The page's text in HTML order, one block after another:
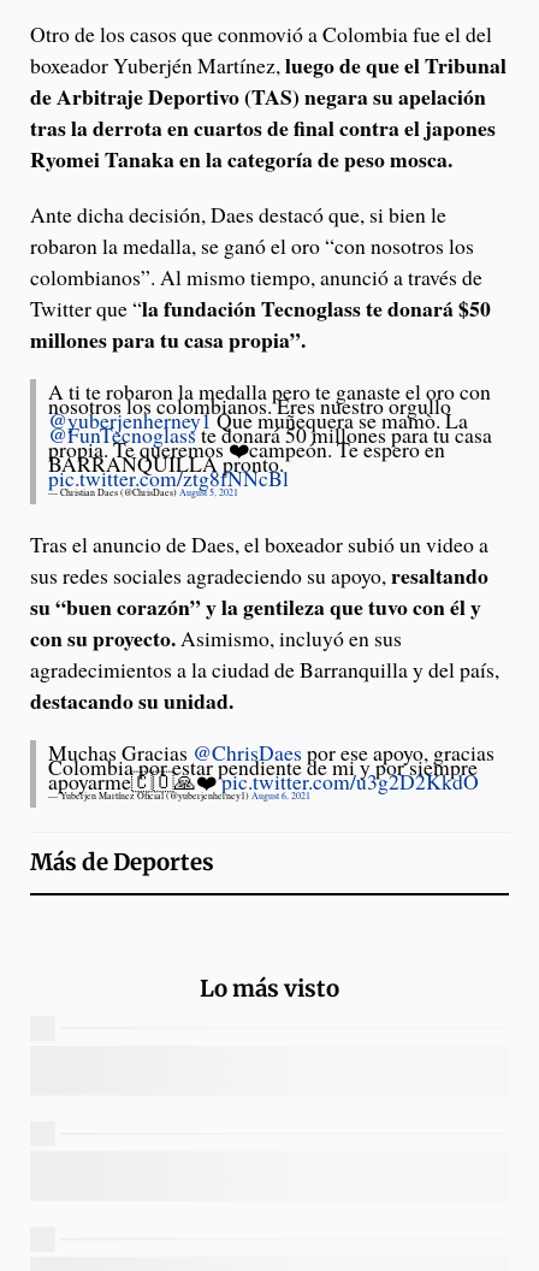
Otro de los casos que conmovió a Colombia fue el del
boxeador Yuberjén Martínez,luego de que el Tribunal
de Arbitraje Deportivo (TAS) negara su apelación
tras la derrota en cuartos de final contra el japones
Ryomei Tanaka en la categoría de peso mosca.
Ante dicha decisión, Daes destacó que, si bien le
robaron la medalla, se ganó el oro “con nosotros los
colombianos”. Al mismo tiempo, anunció a través de
Twitter que “la fundación Tecnoglass te donará $50
millones para tu casa propia”.
A ti te robaron la medalla pero te ganaste el oro con
nosotros los colombianos. Eres nuestro orgullo
@yuberjenherney1Que muñequera se mamò. La
@FunTecnoglasste donará 50 millones para tu casa
propia. Te queremos ❤️campeón. Te espero en
BARRANQUILLA pronto.
pic.twitter.com/ztg8fNNcBl
— Christian Daes (@ChrisDaes) August 5, 2021
Tras el anuncio de Daes, el boxeador subió un video a
sus redes sociales agradeciendo su apoyo,resaltando
su “buen corazón” y la gentileza que tuvo con él y
con su proyecto.Asimismo, incluyó en sus
agradecimientos a la ciudad de Barranquilla y del país,
destacando su unidad.
Muchas Gracias @ChrisDaes por ese apoyo, gracias
Colombia por estar pendiente de mi y por siempre
apoyarme🇨🇴🙏❤️pic.twitter.com/u3g2D2KkdO
— Yuberjen Martínez Oficial (@yuberjenherney1) August 6, 2021
Más deDeportes
Lo más visto